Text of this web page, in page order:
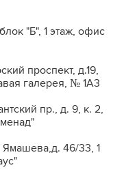
"Б", 1 этаж, офис
проспект, д.19,
галерея, № 1А3
пр., д. 9, к. 2,
Ямашева,д. 46/33, 1